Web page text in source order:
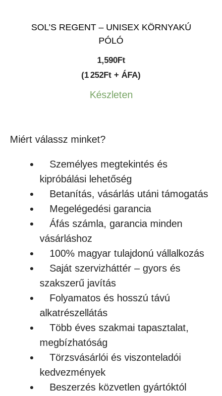
SOL’S REGENT – UNISEX KÖRNYAKÚ
PÓLÓ
1,590Ft
(1 252Ft + ÁFA)
Készleten
Miért válassz minket?
Személyes megtekintés és
kipróbálási lehetőség
Betanítás, vásárlás utáni támogatás
Megelégedési garancia
Áfás számla, garancia minden
vásárláshoz
100% magyar tulajdonú vállalkozás
Saját szervizháttér – gyors és
szakszerű javítás
Folyamatos és hosszú távú
alkatrészellátás
Több éves szakmai tapasztalat,
megbízhatóság
Törzsvásárlói és viszonteladói
kedvezmények
Beszerzés közvetlen gyártóktól